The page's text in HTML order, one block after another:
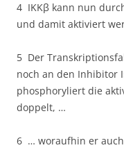
4 IKKβ kann nun
und damit aktiviert
5 Der
noch an den Inhibitor
phosphoryliert die
doppelt, …
6 … woraufhin er